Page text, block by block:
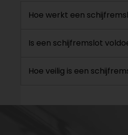
Hoe werkt een
Is een schijfremslot
Hoe veilig is een